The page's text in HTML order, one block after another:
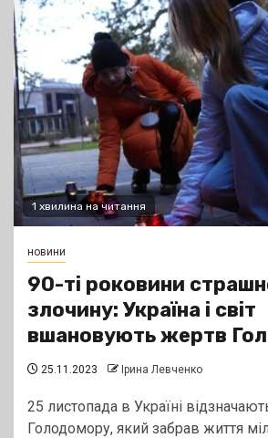
1 хвилина на читання
новини
90-ті роковини
злочину: Україна і світ
вшановують жертв
25.11.2023 Ірина Левченко
25 листопада в Україні
Голодомору, який забрав життя